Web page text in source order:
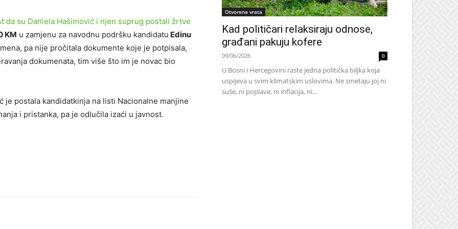
da su Daniela Hašimović i njen suprug postali žrtve
KM u zamjenu za navodnu podršku kandidatu Edinu
pa nije pročitala dokumente koje je potpisala,
dokumenata, tim više što im je novac bio
postala kandidatkinja na listi Nacionalne manjine
i pristanka, pa je odlučila izaći u javnost.
Otvorena vrata
Kad političari relaksiraju odnose,
građani pakuju kofere
09/06/2026 0
U Bosni i Hercegovini raste jedna politička biljka koja
uspijeva u svim klimatskim uslovima. Ne smetaju joj ni
suše, ni poplave, ni inflacija, ni...